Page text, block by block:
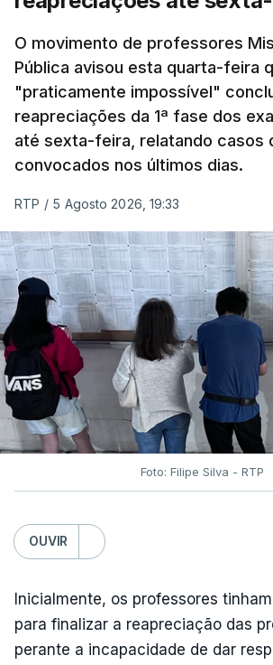
O movimento de professores
Pública avisou esta quarta-feira
"praticamente impossível"
reapreciações da 1ª fase dos
até sexta-feira, relatando casos
convocados nos últimos dias.
RTP / 5 Agosto 2026, 19:33
Foto: Filipe Silva - RTP
OUVIR
Inicialmente, os professores
para finalizar a reapreciação das
perante a incapacidade de dar